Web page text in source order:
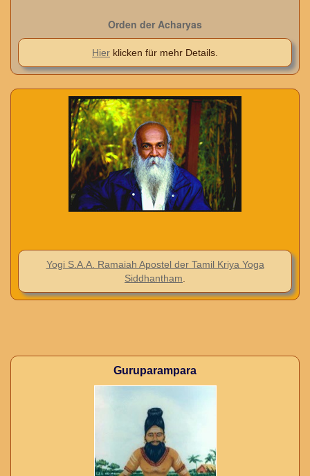
Orden der Acharyas
Hier klicken für mehr Details.
Yogi S.A.A. Ramaiah Apostel der Tamil Kriya Yoga
Siddhantham
Guruparampara